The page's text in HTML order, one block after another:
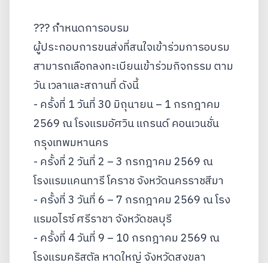
??? กำหนดการอบรม
ผู้ประกอบการขนส่งที่สนใจเข้าร่วมการอบรม
สามารถเลือกลงทะเบียนเข้าร่วมกิจกรรม ตาม
วัน เวลาและสถานที่ ดังนี้
- ครั้งที่ 1 วันที่ 30 มิถุนายน – 1 กรกฎาคม
2569 ณ โรงแรมอัศวิน แกรนด์ คอนเวนชั่น
กรุงเทพมหานคร
- ครั้งที่ 2 วันที่ 2 – 3 กรกฎาคม 2569 ณ
โรงแรมแคนทารี โคราช จังหวัดนครราชสีมา
- ครั้งที่ 3 วันที่ 6 – 7 กรกฎาคม 2569 ณ โรง
แรมอไรซ์ ศรีราชา จังหวัดชลบุรี
- ครั้งที่ 4 วันที่ 9 – 10 กรกฎาคม 2569 ณ
โรงแรมคริสตัล หาดใหญ่ จังหวัดสงขลา